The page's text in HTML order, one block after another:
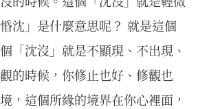
沈」是什麼意思呢？ 就是這個
「沈沒」就是不顯現、不出現、
的時候，你修止也好、修觀也
，這個所緣的境界在你心裡面，